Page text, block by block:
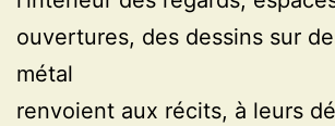
ouvertures, des dessins sur
métal
renvoient aux récits, à leurs